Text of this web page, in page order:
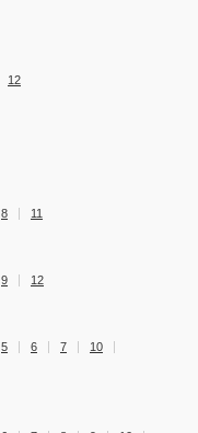
12
8 11
9 12
5 6 7
10